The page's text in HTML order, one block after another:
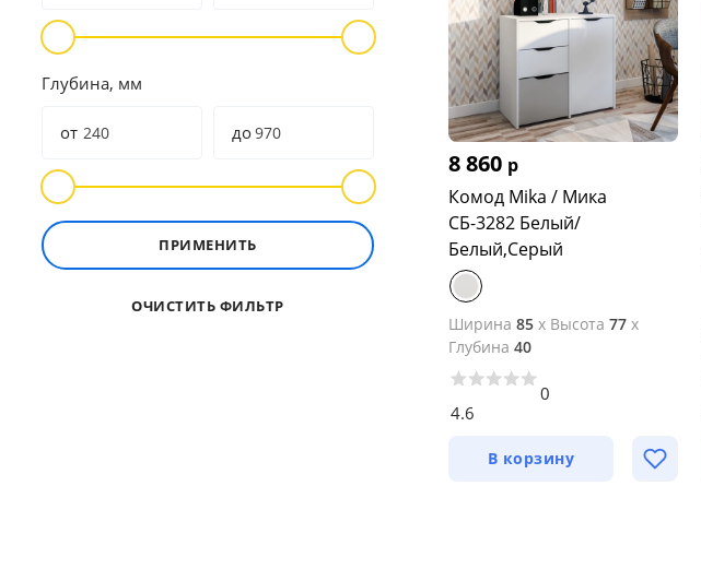
Глубина, мм
от до
ПРИМЕНИТЬ
ОЧИСТИТЬ ФИЛЬТР
8 860 р
Комод Mika / Мика
СБ-3282 Белый/
Белый,Серый
Ширина 85 x Высота 77 x
Глубина 40
4.6
0
В корзину